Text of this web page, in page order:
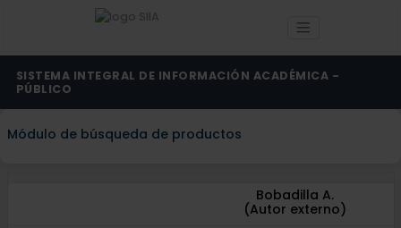
SISTEMA INTEGRAL DE INFORMACIÓN ACADÉMICA -
PÚBLICO
Módulo de búsqueda de productos
Bobadilla A.
(Autor externo)